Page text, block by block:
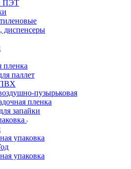
ПЭТ
диспенсеры
пленка
паллет
пузырьковая
пленка
запайки
упаковка
упаковка